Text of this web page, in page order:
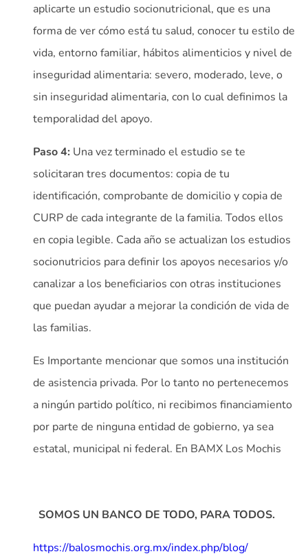
aplicarte un estudio socionutricional, que es una
forma de ver cómo está tu salud, conocer tu estilo de
vida, entorno familiar, hábitos alimenticios y nivel de
inseguridad alimentaria: severo, moderado, leve, o
sin inseguridad alimentaria, con lo cual definimos la
temporalidad del apoyo.
Paso 4: Una vez terminado el estudio se te
solicitaran tres documentos: copia de tu
identificación, comprobante de domicilio y copia de
CURP de cada integrante de la familia. Todos ellos
en copia legible. Cada año se actualizan los estudios
socionutricios para definir los apoyos necesarios y/o
canalizar a los beneficiarios con otras instituciones
que puedan ayudar a mejorar la condición de vida de
las familias.
Es Importante mencionar que somos una institución
de asistencia privada. Por lo tanto no pertenecemos
a ningún partido político, ni recibimos financiamiento
por parte de ninguna entidad de gobierno, ya sea
estatal, municipal ni federal. En BAMX Los Mochis
SOMOS UN BANCO DE TODO, PARA TODOS.
https://balosmochis.org.mx/index.php/blog/